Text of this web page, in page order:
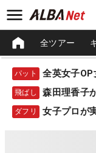
全ツアー
パット 全英女子OP
飛ばし 森田理香子
ダフリ 女子プロが